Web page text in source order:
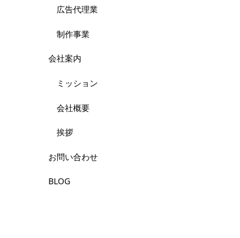
広告代理業
制作事業
会社案内
ミッション
会社概要
挨拶
お問い合わせ
BLOG